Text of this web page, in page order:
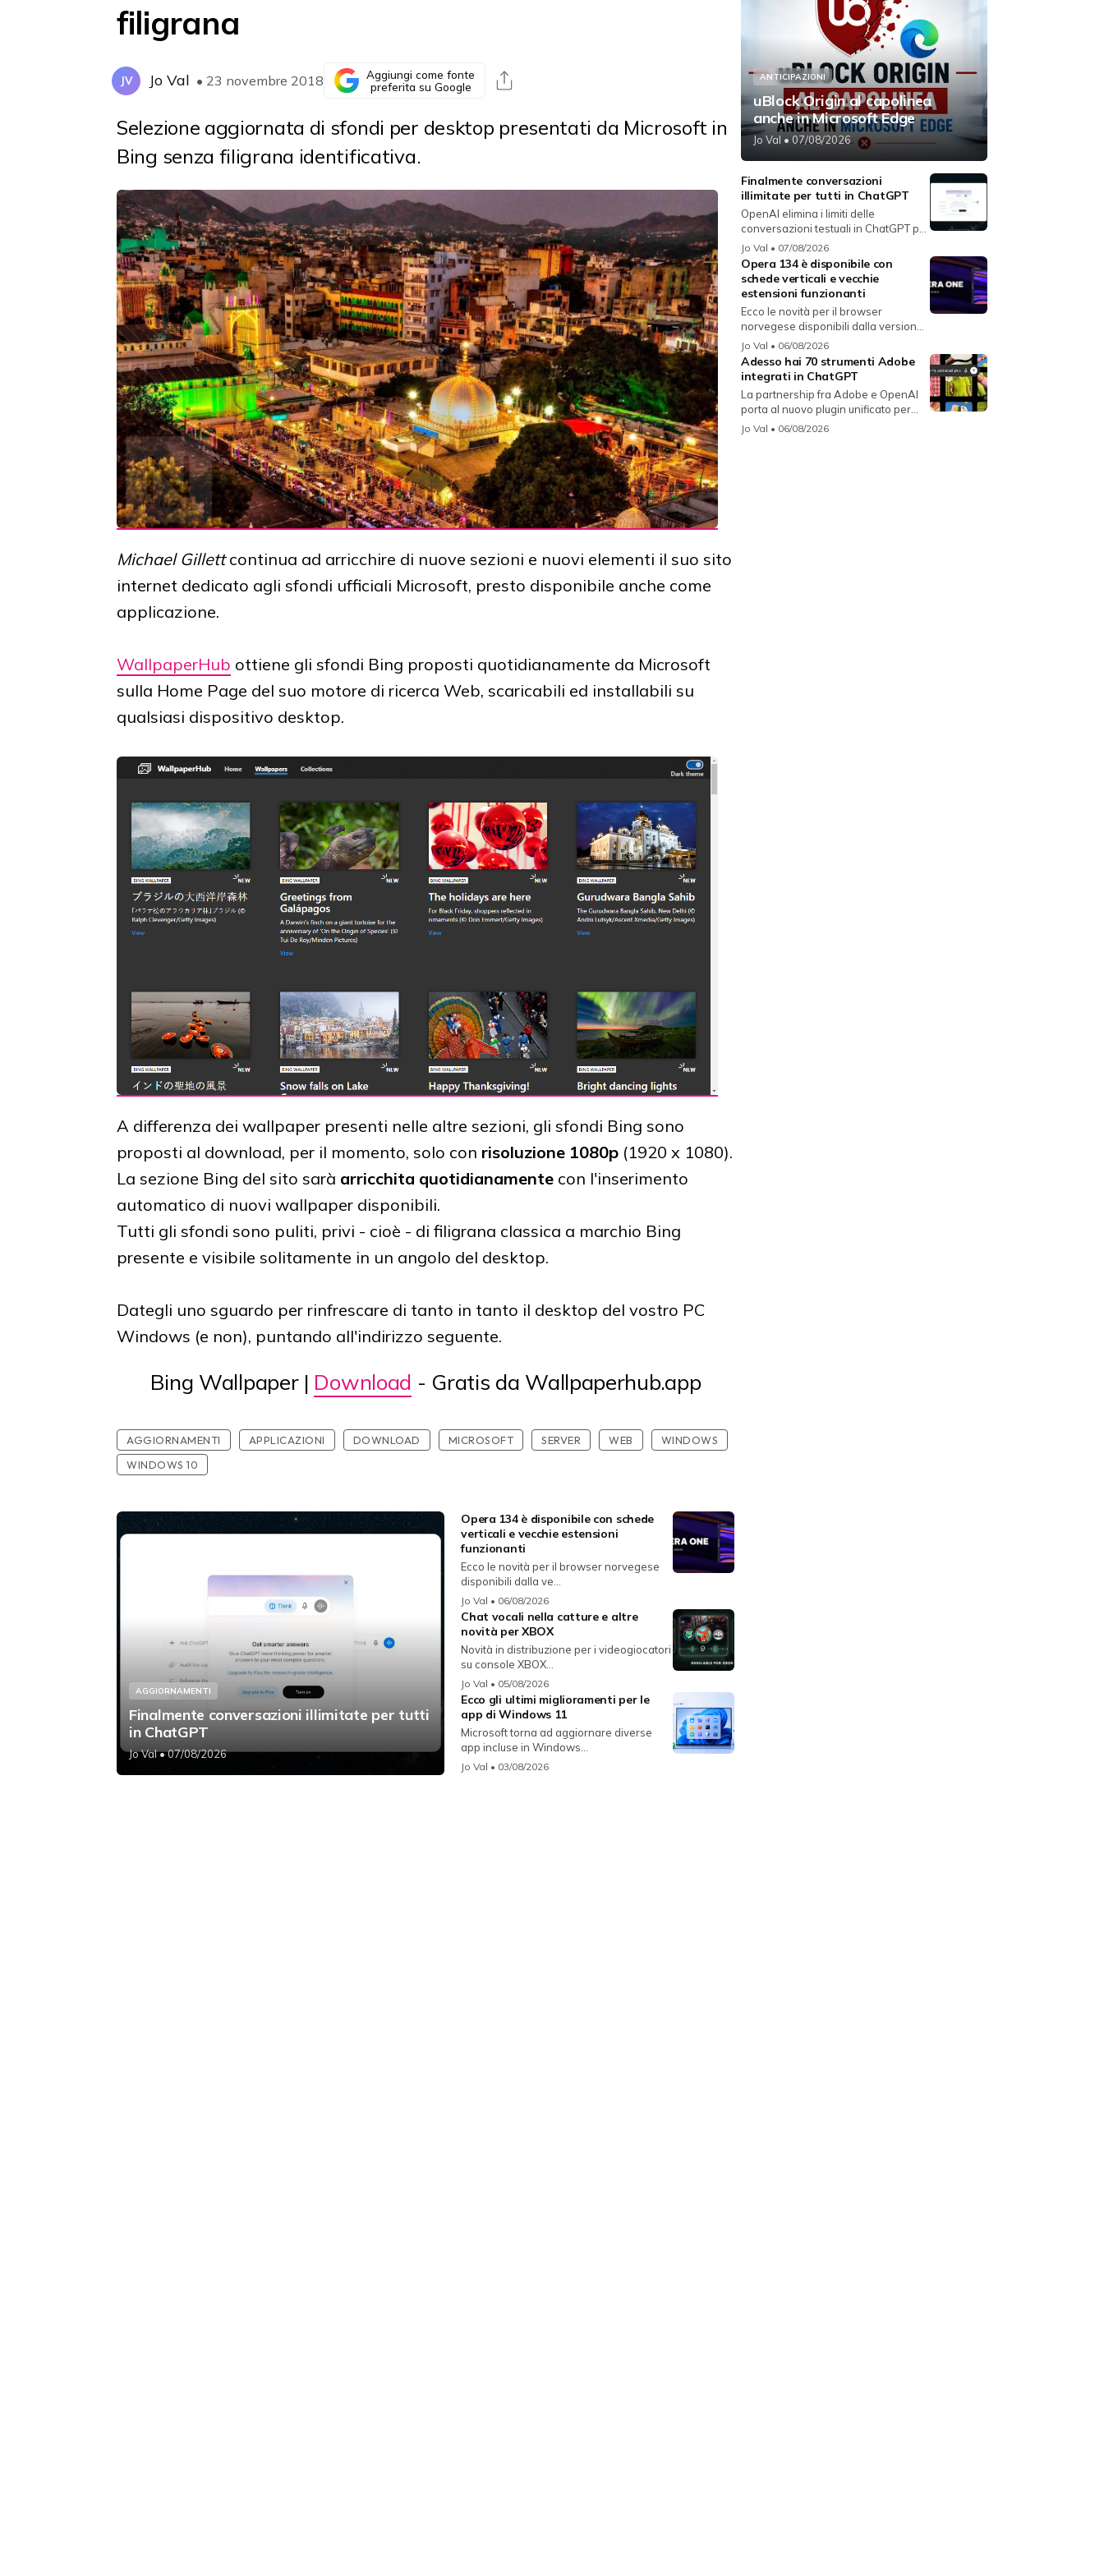
filigrana
JV Jo Val • 23 novembre 2018
Aggiungi come fonte
preferita su Google
Selezione aggiornata di sfondi per desktop presentati da Microsoft in
Bing senza filigrana identificativa.
Michael Gillettcontinua ad arricchire di nuove sezioni e nuovi elementi il suo sito
internet dedicato agli sfondi ufficiali Microsoft, presto disponibile anche come
applicazione.
WallpaperHub ottiene gli sfondi Bing proposti quotidianamente da Microsoft
sulla Home Page del suo motore di ricerca Web, scaricabili ed installabili su
qualsiasi dispositivo desktop.
A differenza dei wallpaper presenti nelle altre sezioni, gli sfondi Bing sono
proposti al download, per il momento, solo con risoluzione 1080p (1920 x 1080).
La sezione Bing del sito sarà arricchita quotidianamente con l'inserimento
automatico di nuovi wallpaper disponibili.
Tutti gli sfondi sono puliti, privi - cioè - di filigrana classica a marchio Bing
presente e visibile solitamente in un angolo del desktop.
Dategli uno sguardo per rinfrescare di tanto in tanto il desktop del vostro PC
Windows (e non), puntando all'indirizzo seguente.
Bing Wallpaper | Download - Gratis da Wallpaperhub.app
AGGIORNAMENTI APPLICAZIONI DOWNLOAD MICROSOFT SERVER WEB
WINDOWS
WINDOWS 10
AGGIORNAMENTI
Finalmente conversazioni illimitate per tutti
in ChatGPT
Jo Val• 07/08/2026
Opera 134 è disponibile con schede
verticali e vecchie estensioni
funzionanti
Ecco le novità per il browser norvegese
disponibili dalla ve...
Jo Val • 06/08/2026
Chat vocali nella catture e altre
novità per XBOX
Novità in distribuzione per i videogiocatori
su console XBOX...
Jo Val • 05/08/2026
Ecco gli ultimi miglioramenti per le
app di Windows 11
Microsoft torna ad aggiornare diverse
app incluse in Windows...
Jo Val • 03/08/2026
ANTICIPAZIONI
uBlock Origin al capolinea
anche in Microsoft Edge
Jo Val • 07/08/2026
Finalmente conversazioni
illimitate per tutti in ChatGPT
OpenAI elimina i limiti delle
conversazioni testuali in ChatGPT per
i...
Jo Val • 07/08/2026
Opera 134 è disponibile con
schede verticali e vecchie
estensioni funzionanti
Ecco le novità per il browser
norvegese disponibili dalla versione
134...
Jo Val • 06/08/2026
Adesso hai 70 strumenti Adobe
integrati in ChatGPT
La partnership fra Adobe e OpenAI
porta al nuovo plugin unificato per...
Jo Val • 06/08/2026